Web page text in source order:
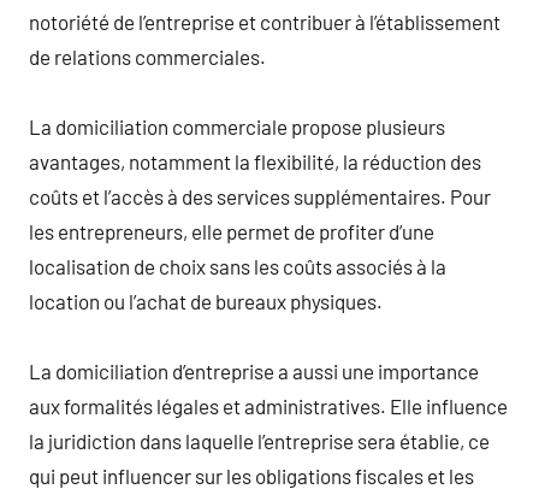
notoriété de l’entreprise et contribuer à l’établissement
de relations commerciales.
La domiciliation commerciale propose plusieurs
avantages, notamment la flexibilité, la réduction des
coûts et l’accès à des services supplémentaires. Pour
les entrepreneurs, elle permet de profiter d’une
localisation de choix sans les coûts associés à la
location ou l’achat de bureaux physiques.
La domiciliation d’entreprise a aussi une importance
aux formalités légales et administratives. Elle influence
la juridiction dans laquelle l’entreprise sera établie, ce
qui peut influencer sur les obligations fiscales et les